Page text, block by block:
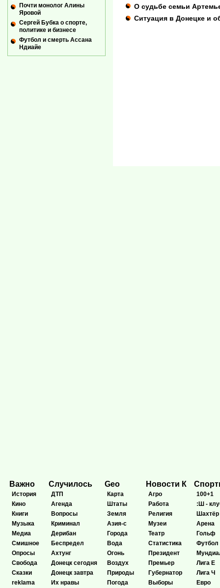
О судьбе семьи
Ситуация в Донецке и
Почти монолог Алины
Яровой
Сергей Бубка о спорте,
политике и бизнесе
Футбол и смерть Ассана
Ндиайе
Важно
История
Кино
Книги
Музыка
Медиа
Смишное
Опросы
Свобода
Сказки
reklama
Случилось
ДТП
Агенда
Вопросы
Криминал
Дерибан
Беспредел
Ахтунг
Донецк сегодня
Донецк завтра
Их нравы
Geo
Карта
Штаты
Земля
Азия-с
Города
Вода
Огонь
Воздух
Природы
Погода
Новости К
Агро
Работа
Религия
Музеи
Театр
Статистика
Президент
Премьер
Губернатор
Выборы
100+1
:Ш -
Шахтёр
Арена
Гольф
Футбол
Лига Е
Лига Ч
Евро